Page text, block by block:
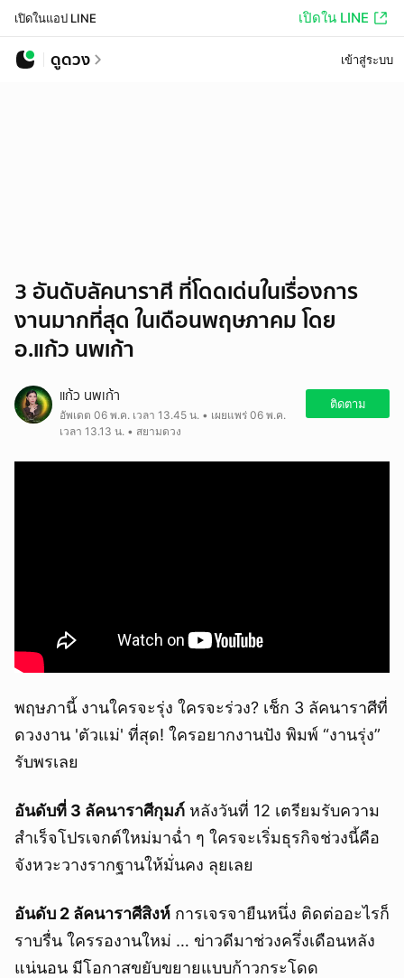
เปิดในแอป LINE เปิดใน LINE
ดูดวง เข้าสู่ระบบ
3 อันดับลัคนาราศี ที่โดดเด่นในเรื่องการ
งานมากที่สุด ในเดือนพฤษภาคม โดย
อ.แก้ว นพเก้า
แก้ว นพเก้า
อัพเดต 06 พ.ค. เวลา 13.45 น. • เผยแพร่ 06 พ.ค.
เวลา 13.13 น. • สยามดวง
ติดตาม
พฤษภานี้ งานใครจะรุ่ง ใครจะร่วง? เช็ก 3 ลัคนาราศีที่
ดวงงาน 'ตัวแม่' ที่สุด! ใครอยากงานปัง พิมพ์ “งานรุ่ง”
รับพรเลย
อันดับที่ 3 ลัคนาราศีกุมภ์ หลังวันที่ 12 เตรียมรับความ
สำเร็จโปรเจกต์ใหม่มาฉ่ำ ๆ ใครจะเริ่มธุรกิจช่วงนี้คือ
จังหวะวางรากฐานให้มั่นคง ลุยเลย
อันดับ 2 ลัคนาราศีสิงห์ การเจรจายืนหนึ่ง ติดต่ออะไรก็
ราบรื่น ใครรองานใหม่ … ข่าวดีมาช่วงครึ่งเดือนหลัง
แน่นอน มีโอกาสขยับขยายแบบก้าวกระโดด